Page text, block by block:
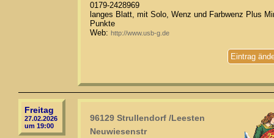
0179-2428969
langes Blatt, mit Solo, Wenz und Farbwenz Plus
Punkte
Web: http://www.usb-g.de
Eintrag
Freitag
27.02.2026
um 19:00
96129 Strullendorf /Leesten
Neuwiesenstr